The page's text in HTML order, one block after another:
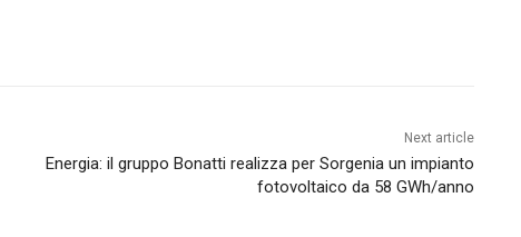
Next article
Energia: il gruppo Bonatti realizza per Sorgenia un impianto
fotovoltaico da 58 GWh/anno